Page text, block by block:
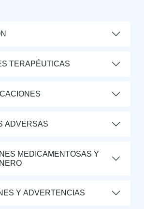
TERAPÉUTICAS
ADVERSAS
MEDICAMENTOSAS Y
Y ADVERTENCIAS